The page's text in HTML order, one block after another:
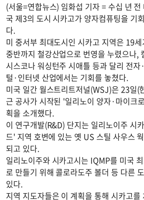
(서울=연합뉴스) 임화섭 기자 = 수십 년
국 제3의 도시 시카고가 양자컴퓨팅을 기
다.
미 중서부 최대도시인 시카고 지역은 19
중반까지 철강산업으로 번영을 누렸으나,
시스코나 워싱턴주 시애틀 등과 달리 전
털·인터넷 산업에서는 기회를 놓쳤다.
미국 일간 월스트리트저널(WSJ)은 23일(
근 공사가 시작된 '일리노이 양자·마이크
획을 소개했다.
이 연구개발(R&D) 단지는 일리노이주 시
드' 지역 호변에 있는 옛 US 스틸 사우스
되고 있다.
일리노이주와 시카고시는 IQMP를 미국
로 만들기 위해 콜로라도주 볼더 등 다른
있다.
지역 지도자들은 이 계획을 통해 시카고를